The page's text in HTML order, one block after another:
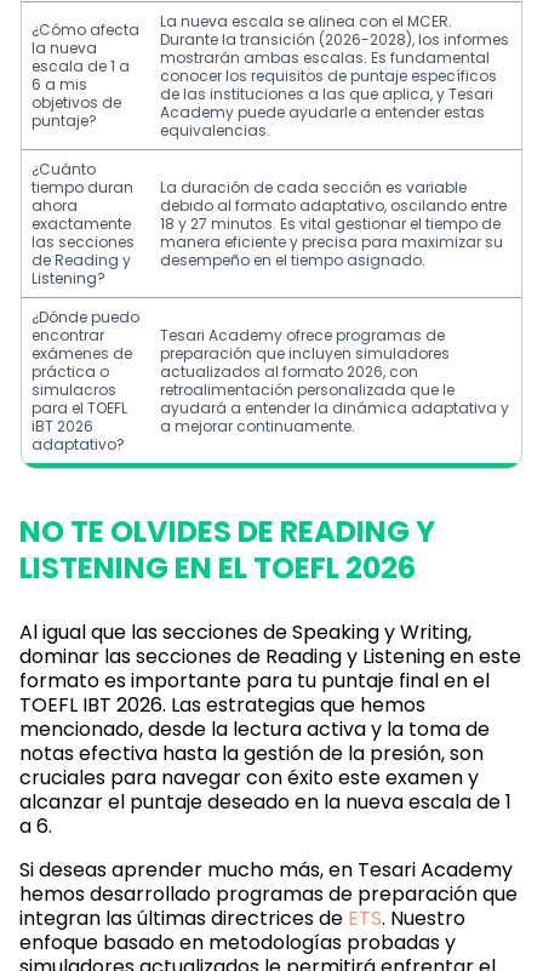
¿Cómo afecta
la nueva
escala de 1 a
6 a mis
objetivos de
puntaje?
La nueva escala se alinea con el MCER.
Durante la transición (2026-2028), los informes
mostrarán ambas escalas. Es fundamental
conocer los requisitos de puntaje específicos
de las instituciones a las que aplica, y Tesari
Academy puede ayudarle a entender estas
equivalencias.
¿Cuánto
tiempo duran
ahora
exactamente
las secciones
de Reading y
Listening?
La duración de cada sección es variable
debido al formato adaptativo, oscilando entre
18 y 27 minutos. Es vital gestionar el tiempo de
manera eficiente y precisa para maximizar su
desempeño en el tiempo asignado.
¿Dónde puedo
encontrar
exámenes de
práctica o
simulacros
para el TOEFL
iBT 2026
adaptativo?
Tesari Academy ofrece programas de
preparación que incluyen simuladores
actualizados al formato 2026, con
retroalimentación personalizada que le
ayudará a entender la dinámica adaptativa y
a mejorar continuamente.
NO TE OLVIDES DE READING Y
LISTENING EN EL TOEFL 2026
Al igual que las secciones de Speaking y Writing,
dominar las secciones de Reading y Listening en este
formato es importante para tu puntaje final en el
TOEFL IBT 2026. Las estrategias que hemos
mencionado, desde la lectura activa y la toma de
notas efectiva hasta la gestión de la presión, son
cruciales para navegar con éxito este examen y
alcanzar el puntaje deseado en la nueva escala de 1
a 6.
Si deseas aprender mucho más, en Tesari Academy
hemos desarrollado programas de preparación que
integran las últimas directrices de ETS. Nuestro
enfoque basado en metodologías probadas y